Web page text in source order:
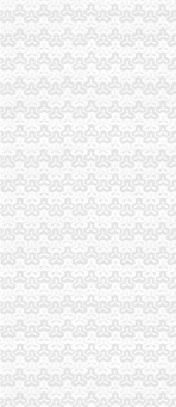
作要求
位数据交换培训
工作
评价工作
万元
及市场工作
市重庆代账公司工商系
制